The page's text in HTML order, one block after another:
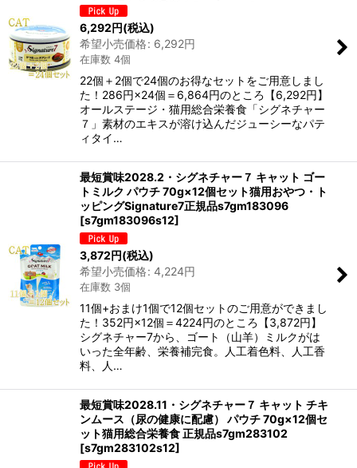
6,292円(税込)
希望小売価格: 6,292円
在庫数 4個
22個＋2個で24個のお得なセットをご用意しまし
た！286円×24個＝6,864円のところ【6,292円】
オールステージ・猫用総合栄養食「シグネチャー
７」素材のエキスが溶け込んだジューシーなパテ
ィタイ…
最短賞味2028.2・シグネチャー７ キャット ゴー
トミルク パウチ 70g×12個セット猫用おやつ・ト
ッピングSignature7正規品s7gm183096
[s7gm183096s12]
3,872円(税込)
希望小売価格: 4,224円
在庫数 3個
11個+おまけ1個で12個セットのご用意ができまし
た！352円×12個＝4224円のところ【3,872円】
シグネチャー7から、ゴート（山羊）ミルクがは
いった全年齢、栄養補完食。人工着色料、人工香
料、人…
最短賞味2028.11・シグネチャー７ キャット チキ
ンムース（尿の健康に配慮） パウチ 70g×12個セ
ット猫用総合栄養食 正規品s7gm283102
[s7gm283102s12]